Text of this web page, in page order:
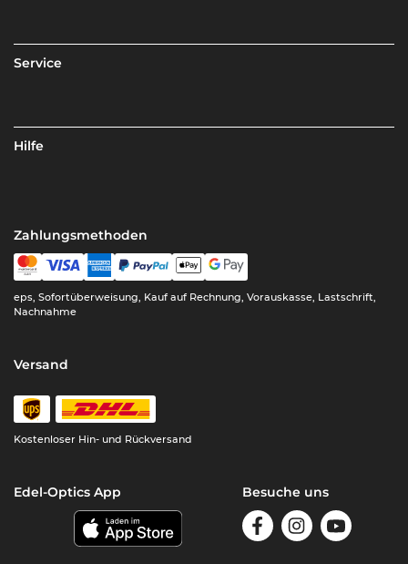
Service
Hilfe
Zahlungsmethoden
eps, Sofortüberweisung, Kauf auf Rechnung, Vorauskasse, Lastschrift,
Nachnahme
Versand
Kostenloser Hin- und Rückversand
Edel-Optics App Besuche uns